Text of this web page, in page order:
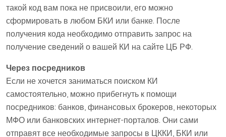
такой код вам пока не присвоили, его можно
сформировать в любом БКИ или банке. После
получения кода необходимо отправить запрос на
получение сведений о вашей КИ на сайте ЦБ РФ.
Через посредников
Если не хочется заниматься поиском КИ
самостоятельно, можно прибегнуть к помощи
посредников: банков, финансовых брокеров, некоторых
МФО или банковских интернет-порталов. Они сами
отправят все необходимые запросы в ЦККИ, БКИ или